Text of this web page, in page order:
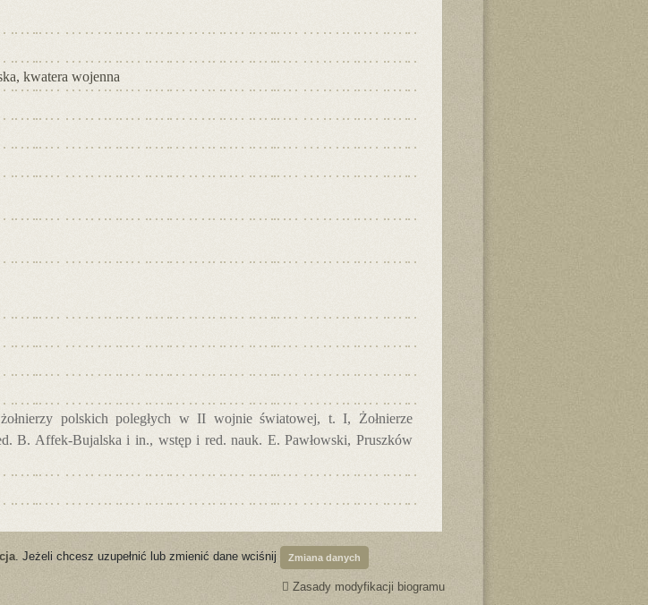
kwatera wojenna
polskich poległych w II wojnie światowej, t. I, Żołnierze
B. Affek-Bujalska i in., wstęp i red. nauk. E. Pawłowski, Pruszków
. Jeżeli chcesz uzupełnić lub zmienić dane wciśnij Zmiana danych
Zasady modyfikacji biogramu